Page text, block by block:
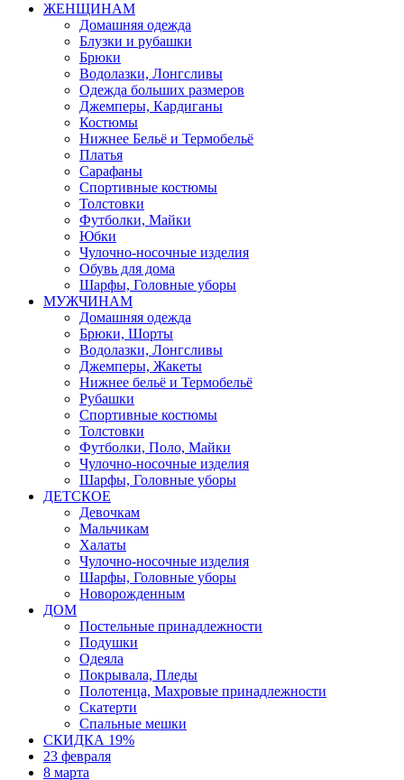
ЖЕНЩИНАМ
Домашняя одежда
Блузки и рубашки
Брюки
Водолазки, Лонгсливы
Одежда больших размеров
Джемперы, Кардиганы
Костюмы
Нижнее Бельё и Термобельё
Платья
Сарафаны
Спортивные костюмы
Толстовки
Футболки, Майки
Юбки
Чулочно-носочные изделия
Обувь для дома
Шарфы, Головные уборы
МУЖЧИНАМ
Домашняя одежда
Брюки, Шорты
Водолазки, Лонгсливы
Джемперы, Жакеты
Нижнее бельё и Термобельё
Рубашки
Спортивные костюмы
Толстовки
Футболки, Поло, Майки
Чулочно-носочные изделия
Шарфы, Головные уборы
ДЕТСКОЕ
Девочкам
Мальчикам
Халаты
Чулочно-носочные изделия
Шарфы, Головные уборы
Новорожденным
ДОМ
Постельные принадлежности
Подушки
Одеяла
Покрывала, Пледы
Полотенца, Махровые принадлежности
Скатерти
Спальные мешки
СКИДКА 19%
23 февраля
8 марта